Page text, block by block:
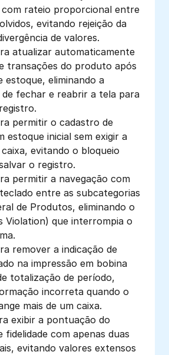
rateio proporcional entre
evitando rejeição da
de valores.
atualizar automaticamente
transações do produto após
estoque, eliminando a
de fechar e reabrir a tela para
permitir o cadastro de
estoque inicial sem exigir a
evitando o bloqueio
o registro.
permitir a navegação com
entre as subcategorias
de Produtos, eliminando o
Violation) que interrompia o
remover a indicação de
na impressão em bobina
totalização de período,
incorreta quando o
mais de um caixa.
exibir a pontuação do
fidelidade com apenas duas
evitando valores extensos